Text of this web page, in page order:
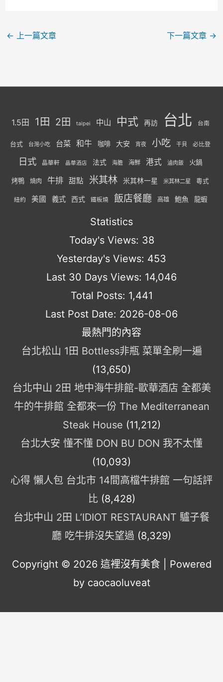
← 上一篇文章 下一篇文章 →
1.5田 1田 2田 taipei 中山 中式 再訪 台北 台南
台式 台灣小吃 台菜 和牛 咖啡 大安 宵夜 小吃 干貝 必比登
日式 晶華軒 晶華酒店 法式 海膽 海鮮 港式 滷肉飯 火鍋
烤鴨 燒肉 牛排 甜點 米其林 米其林一星 米其林二星 粵式
紐約 美國 義式 西式 鐵板燒 飯店餐廳 高雄 鮑魚 龍蝦
Statistics
Today's Views: 38
Yesterday's Views: 453
Last 30 Days Views: 14,046
Total Posts: 1,441
Last Post Date: 2026-08-06
最熱門的內容
台北松山 1田 Bottless非瓶 菜單全刷一遍
(13,650)
台北中山 2田 地中海牛排館-歐華酒店 全都美
牛的牛排館 全都來一份 The Mediterranean
Steak House (11,212)
台北大安 懂不懂 DON BU DON 我不太懂
(10,093)
心得 懶人包 台北市 14間高檔牛排館 一句話評
比 (8,428)
台北中山 2田 L’IDIOT RESTAURANT 驢子餐
廳 吃牛排沒失望過 (8,329)
Copyright © 2026 這裡沒有美食 | Powered
by caocaoluveat